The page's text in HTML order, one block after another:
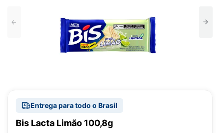
Entrega para todo o Brasil
Bis Lacta Limão 100,8g